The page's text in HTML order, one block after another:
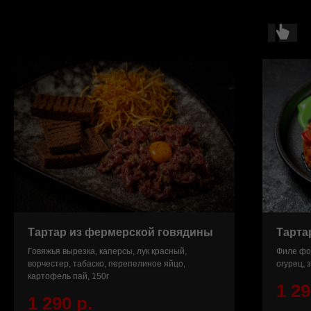
Тартар из фермерской говядины
Говяжья вырезка, каперсы, лук красный,
ворчестер, табаско, перепелиное яйцо,
картофель пай, 150г
1 290 р.
Филе
огурец,
1